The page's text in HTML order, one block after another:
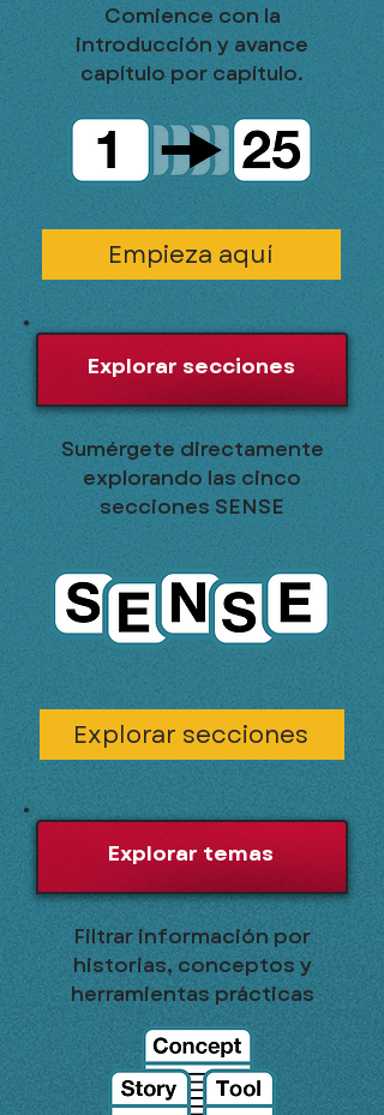
Comience con la
introducción y avance
capítulo por capítulo.
Empieza aquí
Explorar secciones
Sumérgete directamente
explorando las cinco
secciones SENSE
Explorar secciones
Explorar temas
Filtrar información por
historias, conceptos y
herramientas prácticas